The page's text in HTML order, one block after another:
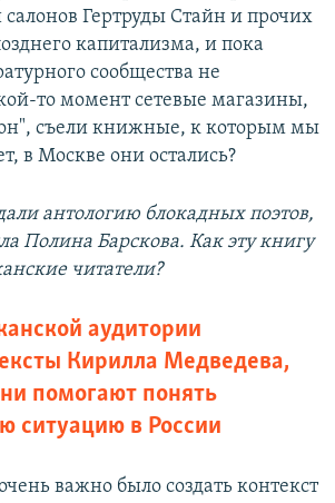
салонов Гертруды Стайн и прочих
капитализма, и пока
сообщества не
то момент сетевые магазины,
съели книжные, к которым мы
в Москве они остались?
антологию блокадных поэтов,
Полина Барскова. Как эту книгу
читатели?
аудитории
Кирилла Медведева,
помогают понять
ситуацию в России
важно было создать контекст